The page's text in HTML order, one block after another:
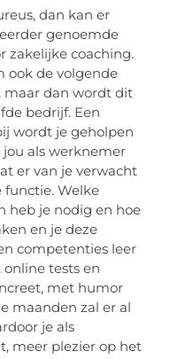
dan kan er
genoemde
zakelijke coaching.
ook de volgende
maar dan wordt dit
bedrijf. Een
wordt je geholpen
als werknemer
er van je verwacht
Welke
heb je nodig en hoe
en je deze
competenties leer
online tests en
met humor
maanden zal er al
je als
meer plezier op het